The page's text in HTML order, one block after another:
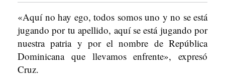
«Aquí no hay ego, todos somos uno y no se está
jugando por tu apellido, aquí se está jugando por
nuestra patria y por el nombre de República
Dominicana que llevamos enfrente», expresó
Cruz.